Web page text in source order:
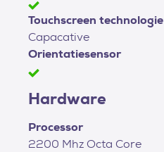
Touchscreen technologie
Capacative
Orientatiesensor
Hardware
Processor
2200 Mhz Octa Core